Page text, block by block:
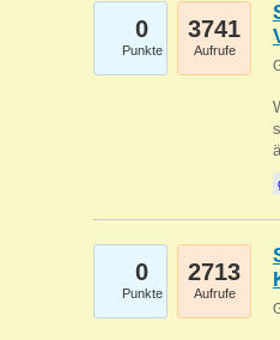
0
Punkte
3741
Aufrufe
0
Punkte
2713
Aufrufe